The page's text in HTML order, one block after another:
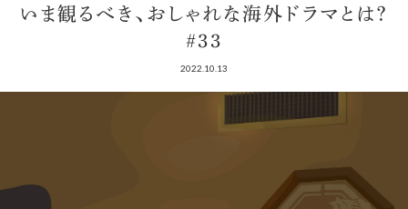
いま観るべき、おしゃれな海外ドラマとは？
#33
2022.10.13